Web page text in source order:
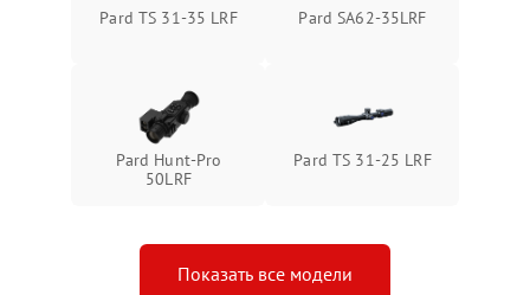
Pard TS 31-35 LRF Pard SA62-35LRF
Pard Hunt-Pro
50LRF
Pard TS 31-25 LRF
Показать все модели